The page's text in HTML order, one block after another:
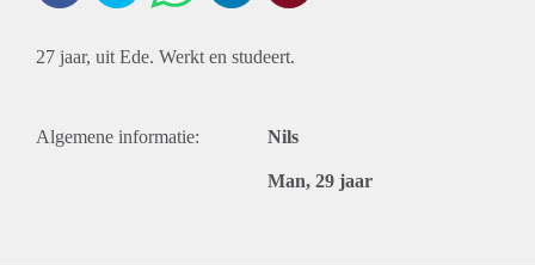
27 jaar, uit Ede. Werkt en studeert.
Algemene informatie: Nils
Man, 29 jaar